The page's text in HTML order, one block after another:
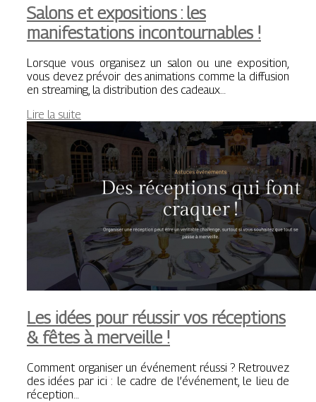
Salons et expositions : les
manifestations incontournables !
Lorsque vous organisez un salon ou une exposition,
vous devez prévoir des animations comme la diffusion
en streaming, la distribution des cadeaux…
Lire la suite
Les idées pour réussir vos réceptions
& fêtes à merveille !
Comment organiser un événement réussi ? Retrouvez
des idées par ici : le cadre de l’événement, le lieu de
réception…